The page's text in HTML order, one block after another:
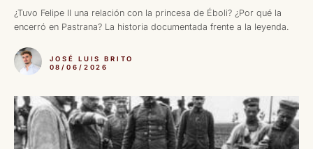
¿Tuvo Felipe II una relación con la princesa de Éboli? ¿Por qué la
encerró en Pastrana? La historia documentada frente a la leyenda.
JOSÉ LUIS BRITO
08/06/2026